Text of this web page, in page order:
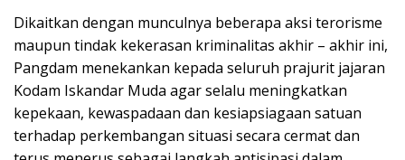
Dikaitkan dengan munculnya beberapa aksi terorisme
maupun tindak kekerasan kriminalitas akhir – akhir ini,
Pangdam menekankan kepada seluruh prajurit jajaran
Kodam Iskandar Muda agar selalu meningkatkan
kepekaan, kewaspadaan dan kesiapsiagaan satuan
terhadap perkembangan situasi secara cermat dan